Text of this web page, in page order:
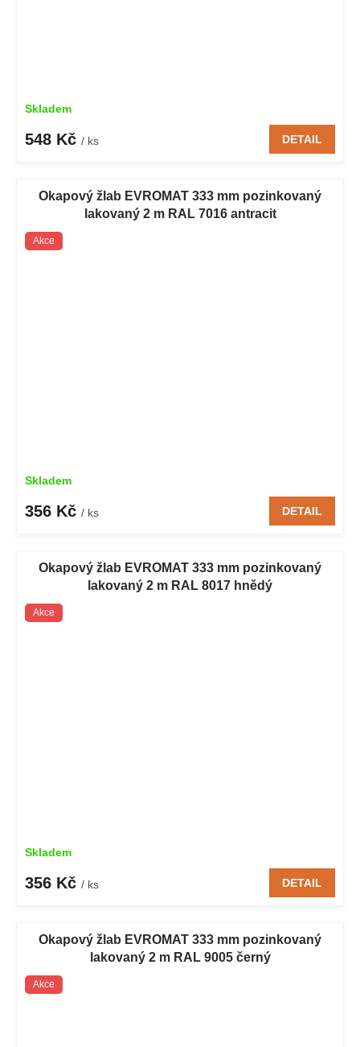
Skladem
548 Kč / ks DETAIL
Okapový žlab EVROMAT 333 mm pozinkovaný
lakovaný 2 m RAL 7016 antracit
Akce
Skladem
356 Kč / ks DETAIL
Okapový žlab EVROMAT 333 mm pozinkovaný
lakovaný 2 m RAL 8017 hnědý
Akce
Skladem
356 Kč / ks DETAIL
Okapový žlab EVROMAT 333 mm pozinkovaný
lakovaný 2 m RAL 9005 černý
Akce